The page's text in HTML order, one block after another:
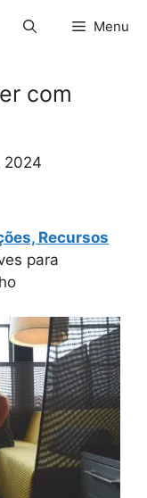
Menu
com
2024
Recursos
para